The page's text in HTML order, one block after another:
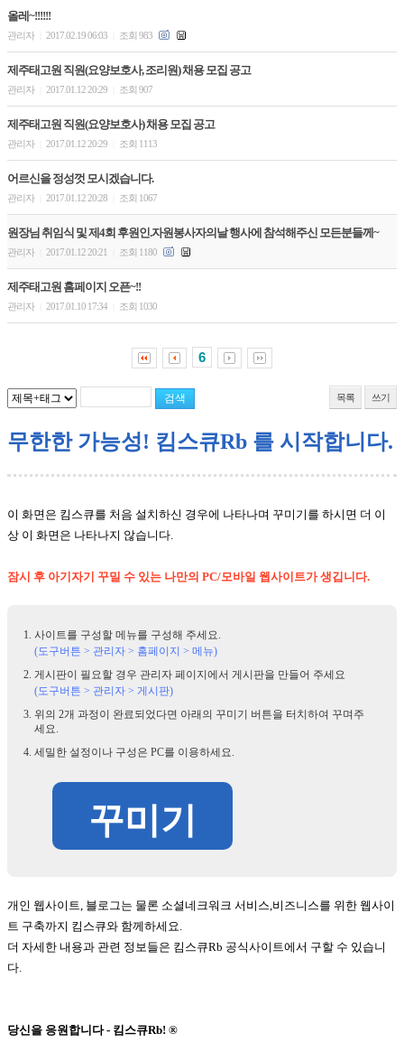
올레~!!!!!!
관리자 2017.02.19 06:03 조회 983
제주태고원 직원(요양보호사, 조리원) 채용 모집 공고
관리자 2017.01.12 20:29 조회 907
제주태고원 직원(요양보호사) 채용 모집 공고
관리자 2017.01.12 20:29 조회 1113
어르신을 정성껏 모시겠습니다.
관리자 2017.01.12 20:28 조회 1067
원장님 취임식 및 제4회 후원인.자원봉사자의날 행사에 참석해주신 모든분들께~
관리자 2017.01.12 20:21 조회 1180
제주태고원 홈페이지 오픈~!!
관리자 2017.01.10 17:34 조회 1030
6
목록 쓰기
무한한 가능성! 킴스큐Rb 를 시작합니다.
이 화면은 킴스큐를 처음 설치하신 경우에 나타나며 꾸미기를 하시면 더 이
상 이 화면은 나타나지 않습니다.
잠시 후 아기자기 꾸밀 수 있는 나만의 PC/모바일 웹사이트가 생깁니다.
사이트를 구성할 메뉴를 구성해 주세요.
(도구버튼 > 관리자 > 홈페이지 > 메뉴)
게시판이 필요할 경우 관리자 페이지에서 게시판을 만들어 주세요
(도구버튼 > 관리자 > 게시판)
위의 2개 과정이 완료되었다면 아래의 꾸미기 버튼을 터치하여 꾸며주
세요.
세밀한 설정이나 구성은 PC를 이용하세요.
꾸미기
개인 웹사이트, 블로그는 물론 소셜네크워크 서비스,비즈니스를 위한 웹사이
트 구축까지 킴스큐와 함께하세요.
더 자세한 내용과 관련 정보들은 킴스큐Rb 공식사이트에서 구할 수 있습니
다.
당신을 응원합니다 - 킴스큐Rb! ®